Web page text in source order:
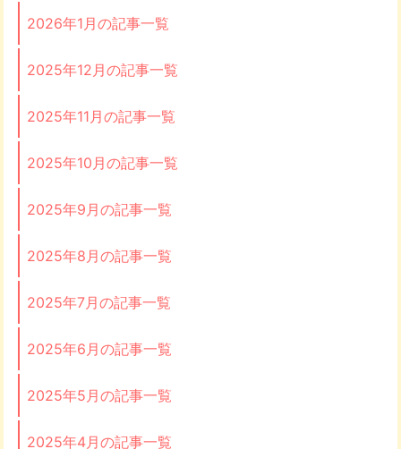
2026年1月の記事一覧
2025年12月の記事一覧
2025年11月の記事一覧
2025年10月の記事一覧
2025年9月の記事一覧
2025年8月の記事一覧
2025年7月の記事一覧
2025年6月の記事一覧
2025年5月の記事一覧
2025年4月の記事一覧